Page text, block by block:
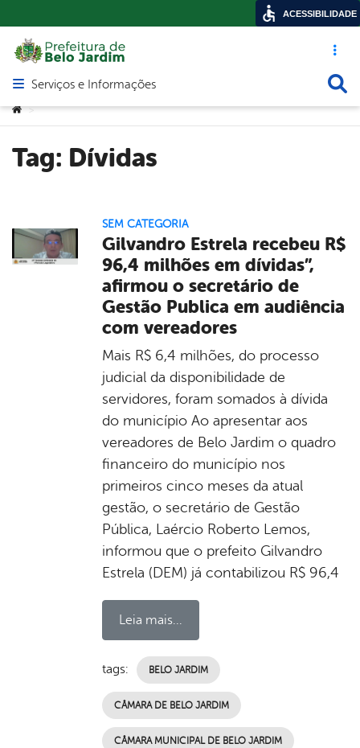
Acesso
Abrir menu principal de navegação
Serviços e Informações
Você está aqui:
>
Tag: Dívidas
SEM CATEGORIA
Gilvandro Estrela recebeu R$
96,4 milhões em dívidas”,
afirmou o secretário de
Gestão Publica em audiência
com vereadores
Mais R$ 6,4 milhões, do processo
judicial da disponibilidade de
servidores, foram somados à dívida
do município Ao apresentar aos
vereadores de Belo Jardim o quadro
financeiro do município nos
primeiros cinco meses da atual
gestão, o secretário de Gestão
Pública, Laércio Roberto Lemos,
informou que o prefeito Gilvandro
Estrela (DEM) já contabilizou R$ 96,4
Leia mais...
tags: BELO JARDIM
CÂMARA DE BELO JARDIM
CÂMARA MUNICIPAL DE BELO JARDIM
ACESSIBILIDADE